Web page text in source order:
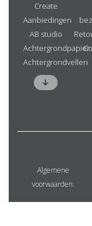
Create
Aanbiedingen
AB studio
Achtergrondpapier
Achtergrondvellen
Algemene
voorwaarden.